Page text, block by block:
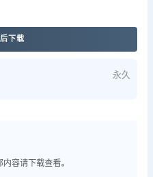
下载
永久
容请下载查看。